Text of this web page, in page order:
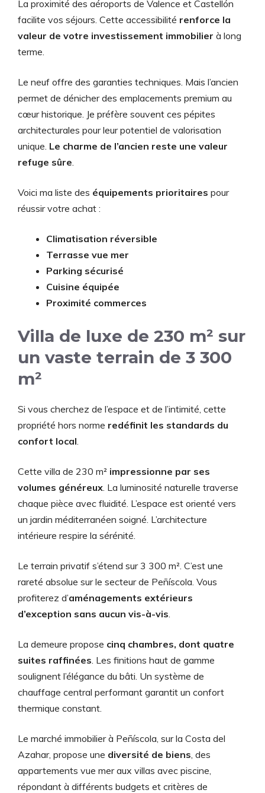
La proximité des aéroports de Valence et Castellón
facilite vos séjours. Cette accessibilité renforce la
valeur de votre investissement immobilier à long
terme.
Le neuf offre des garanties techniques. Mais l’ancien
permet de dénicher des emplacements premium au
cœur historique. Je préfère souvent ces pépites
architecturales pour leur potentiel de valorisation
unique. Le charme de l’ancien reste une valeur
refuge sûre.
Voici ma liste des équipements prioritaires pour
réussir votre achat :
Climatisation réversible
Terrasse vue mer
Parking sécurisé
Cuisine équipée
Proximité commerces
Villa de luxe de 230 m² sur
un vaste terrain de 3 300
m²
Si vous cherchez de l’espace et de l’intimité, cette
propriété hors norme redéfinit les standards du
confort local.
Cette villa de 230 m² impressionne par ses
volumes généreux. La luminosité naturelle traverse
chaque pièce avec fluidité. L’espace est orienté vers
un jardin méditerranéen soigné. L’architecture
intérieure respire la sérénité.
Le terrain privatif s’étend sur 3 300 m². C’est une
rareté absolue sur le secteur de Peñíscola. Vous
profiterez d’aménagements extérieurs
d’exception sans aucun vis-à-vis.
La demeure propose cinq chambres, dont quatre
suites raffinées. Les finitions haut de gamme
soulignent l’élégance du bâti. Un système de
chauffage central performant garantit un confort
thermique constant.
Le marché immobilier à Peñíscola, sur la Costa del
Azahar, propose une diversité de biens, des
appartements vue mer aux villas avec piscine,
répondant à différents budgets et critères de